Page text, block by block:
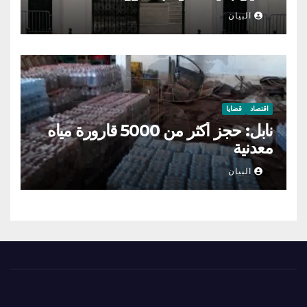
البيان
اقتصاد قضايا
نابل: حجز أكثر من 5000 قارورة مياه
معدنية
البيان